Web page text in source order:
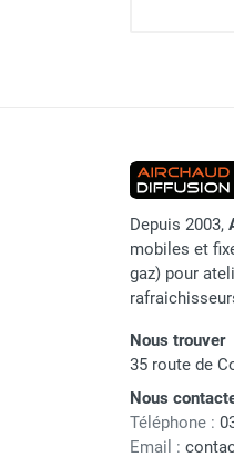
Chauffage
Chauffage
Rideau d'air
Rideau d'air
Rideau d'air
Rideau d'air
Rideau d'air
Rideau d'air
chaleur
Rideau d'air
Rideau d'air
Depuis 2003,
mobiles et
gaz) pour
Nous trouver
35 route de
Nous
Téléphone :
Email :